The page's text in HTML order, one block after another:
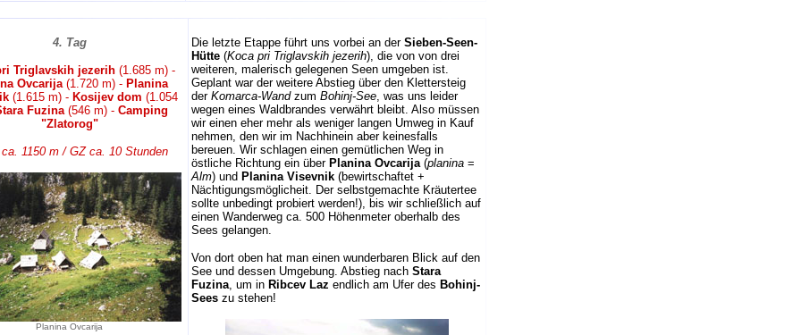
4. Tag
Triglavskih jezerih (1.685 m) -
Ovcarija(1.720 m) - Planina
(1.615 m) - Kosijev dom (1.054
Fuzina(546 m) - Camping
"Zlatorog"
ca. 1150 m / GZ ca. 10 Stunden
Planina Ovcarija
Die letzte Etappe führt uns vorbei an der Sieben-Seen-
Hütte (Koca pri Triglavskih jezerih), die von von drei
weiteren, malerisch gelegenen Seen umgeben ist.
Geplant war der weitere Abstieg über den Klettersteig
der Komarca-Wandzum Bohinj-See, was uns leider
wegen eines Waldbrandes verwährt bleibt. Also müssen
wir einen eher mehr als weniger langen Umweg in Kauf
nehmen, den wir im Nachhinein aber keinesfalls
bereuen. Wir schlagen einen gemütlichen Weg in
östliche Richtung ein über Planina Ovcarija(planina =
Alm) und Planina Visevnik (bewirtschaftet +
Nächtigungsmöglicheit. Der selbstgemachte Kräutertee
sollte unbedingt probiert werden!), bis wir schließlich auf
einen Wanderweg ca. 500 Höhenmeter oberhalb des
Sees gelangen.
Von dort oben hat man einen wunderbaren Blick auf den
See und dessen Umgebung. Abstieg nach Stara
Fuzina, um in Ribcev Laz endlich am Ufer des Bohinj-
Sees zu stehen!